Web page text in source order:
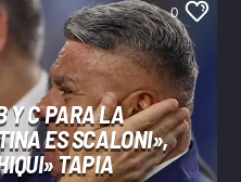
0
Y C PARA LA
ES SCALONI»,
TAPIA